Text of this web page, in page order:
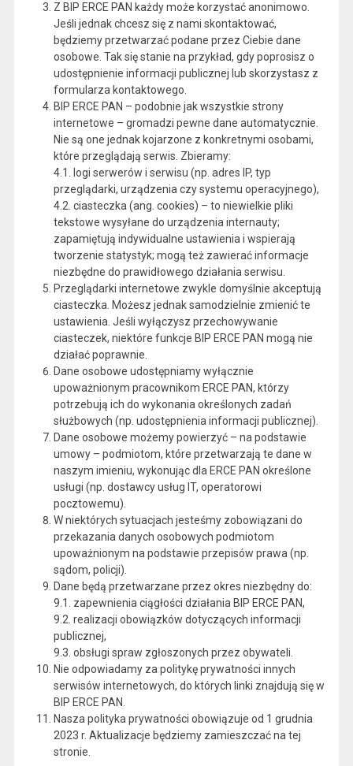
Z BIP ERCE PAN każdy może korzystać anonimowo.
Jeśli jednak chcesz się z nami skontaktować,
będziemy przetwarzać podane przez Ciebie dane
osobowe. Tak się stanie na przykład, gdy poprosisz o
udostępnienie informacji publicznej lub skorzystasz z
formularza kontaktowego.
BIP ERCE PAN – podobnie jak wszystkie strony
internetowe – gromadzi pewne dane automatycznie.
Nie są one jednak kojarzone z konkretnymi osobami,
które przeglądają serwis. Zbieramy:
4.1. logi serwerów i serwisu (np. adres IP, typ
przeglądarki, urządzenia czy systemu operacyjnego),
4.2. ciasteczka (ang. cookies) – to niewielkie pliki
tekstowe wysyłane do urządzenia internauty;
zapamiętują indywidualne ustawienia i wspierają
tworzenie statystyk; mogą też zawierać informacje
niezbędne do prawidłowego działania serwisu.
Przeglądarki internetowe zwykle domyślnie akceptują
ciasteczka. Możesz jednak samodzielnie zmienić te
ustawienia. Jeśli wyłączysz przechowywanie
ciasteczek, niektóre funkcje BIP ERCE PAN mogą nie
działać poprawnie.
Dane osobowe udostępniamy wyłącznie
upoważnionym pracownikom ERCE PAN, którzy
potrzebują ich do wykonania określonych zadań
służbowych (np. udostępnienia informacji publicznej).
Dane osobowe możemy powierzyć – na podstawie
umowy – podmiotom, które przetwarzają te dane w
naszym imieniu, wykonując dla ERCE PAN określone
usługi (np. dostawcy usług IT, operatorowi
pocztowemu).
W niektórych sytuacjach jesteśmy zobowiązani do
przekazania danych osobowych podmiotom
upoważnionym na podstawie przepisów prawa (np.
sądom, policji).
Dane będą przetwarzane przez okres niezbędny do:
9.1. zapewnienia ciągłości działania BIP ERCE PAN,
9.2. realizacji obowiązków dotyczących informacji
publicznej,
9.3. obsługi spraw zgłoszonych przez obywateli.
Nie odpowiadamy za politykę prywatności innych
serwisów internetowych, do których linki znajdują się w
BIP ERCE PAN.
Nasza polityka prywatności obowiązuje od 1 grudnia
2023 r. Aktualizacje będziemy zamieszczać na tej
stronie.